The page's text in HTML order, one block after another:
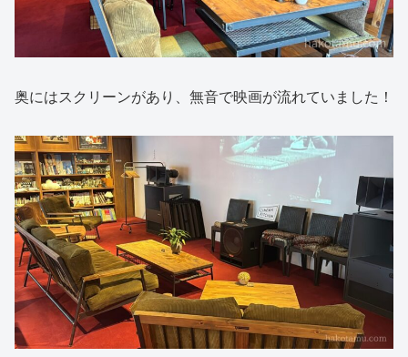
奥にはスクリーンがあり、無音で映画が流れていました！